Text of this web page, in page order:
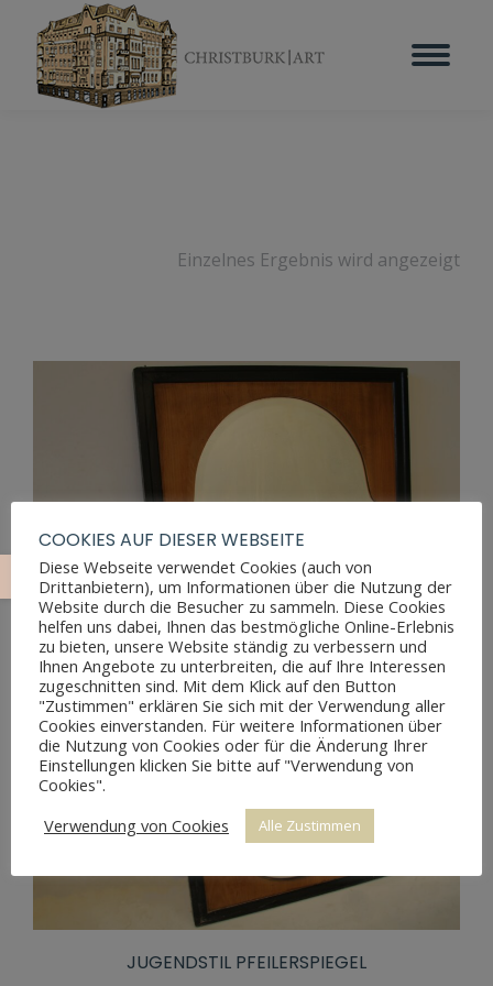
Einzelnes Ergebnis wird angezeigt
JUGENDSTIL PFEILERSPIEGEL
COOKIES AUF DIESER WEBSEITE
Diese Webseite verwendet Cookies (auch von
Drittanbietern), um Informationen über die Nutzung der
Website durch die Besucher zu sammeln. Diese Cookies
helfen uns dabei, Ihnen das bestmögliche Online-Erlebnis
zu bieten, unsere Website ständig zu verbessern und
Ihnen Angebote zu unterbreiten, die auf Ihre Interessen
zugeschnitten sind. Mit dem Klick auf den Button
"Zustimmen" erklären Sie sich mit der Verwendung aller
Cookies einverstanden. Für weitere Informationen über
die Nutzung von Cookies oder für die Änderung Ihrer
Einstellungen klicken Sie bitte auf "Verwendung von
Cookies".
Verwendung von Cookies
Alle Zustimmen